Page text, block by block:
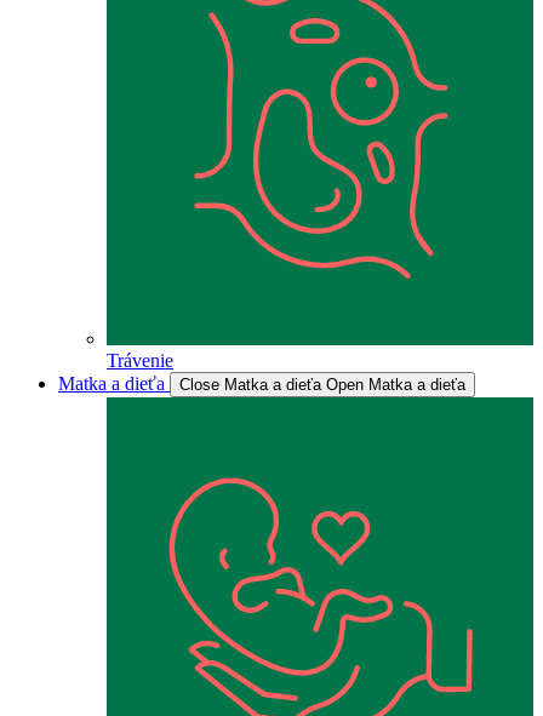
Trávenie
Matka a dieťa
Close Matka a dieťa Open Matka a dieťa